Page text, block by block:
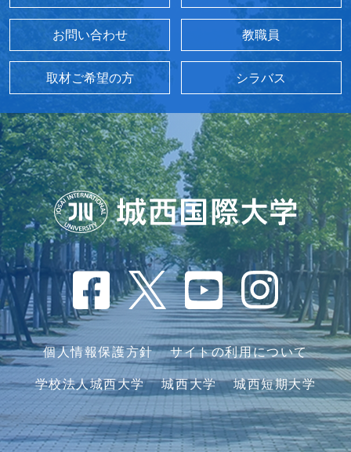
お問い合わせ 教職員
取材ご希望の方 シラバス
個人情報保護方針 サイトの利用について
学校法人城西大学 城西大学 城西短期大学